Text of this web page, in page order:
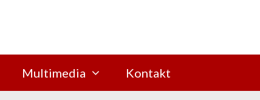
Multimedia Kontakt